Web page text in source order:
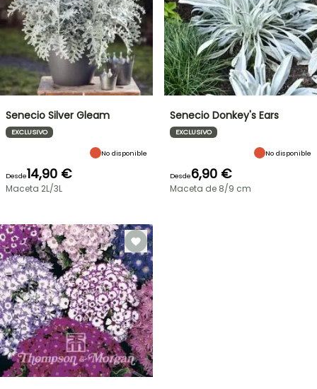
Senecio Silver Gleam
EXCLUSIVO
No disponible
Desde14,90 €
Maceta 2L/3L
Senecio Donkey's Ears
EXCLUSIVO
No disponible
Desde6,90 €
Maceta de 8/9 cm